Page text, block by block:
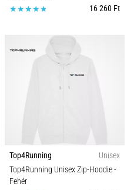
16 260 Ft
Top4Running
Unisex
Top4Running Unisex Zip-Hoodie-
Fehér